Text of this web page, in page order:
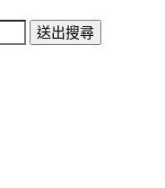
送出搜尋